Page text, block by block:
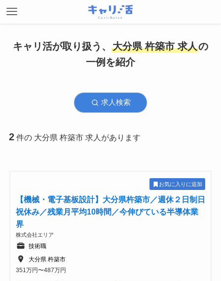
キャリ活が取り扱う、 大分県 杵築市 求人の
一例を紹介
求人検索
2 件の 大分県 杵築市 求人があります
お気に入りに追加
【機械・電子基板設計】大分県杵築市／週休２日制日
祝休み／残業月平均10時間／今伸びている半導体業
界
株式会社エリア
技術職
大分県 杵築市
351万円〜487万円